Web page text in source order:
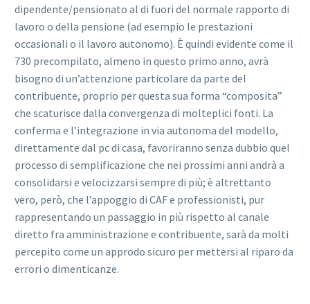
dipendente/pensionato al di fuori del normale rapporto di
lavoro o della pensione (ad esempio le prestazioni
occasionali o il lavoro autonomo). È quindi evidente come il
730 precompilato, almeno in questo primo anno, avrà
bisogno di un’attenzione particolare da parte del
contribuente, proprio per questa sua forma “composita”
che scaturisce dalla convergenza di molteplici fonti. La
conferma e l’integrazione in via autonoma del modello,
direttamente dal pc di casa, favoriranno senza dubbio quel
processo di semplificazione che nei prossimi anni andrà a
consolidarsi e velocizzarsi sempre di più; è altrettanto
vero, però, che l’appoggio di CAF e professionisti, pur
rappresentando un passaggio in più rispetto al canale
diretto fra amministrazione e contribuente, sarà da molti
percepito come un approdo sicuro per mettersi al riparo da
errori o dimenticanze.